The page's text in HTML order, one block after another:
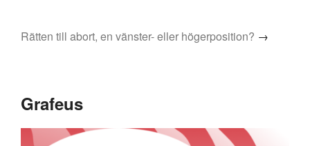
Rätten till abort, en vänster- eller högerposition? →
Grafeus